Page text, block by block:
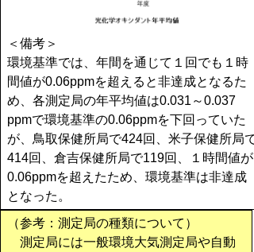
＜備考＞
環境基準では、年間を通じて１回でも１時
間値が0.06ppmを超えると非達成となるた
め、各測定局の年平均値は0.031～0.037
ppmで環境基準の0.06ppmを下回っていた
が、鳥取保健所局で424回、米子保健所局で
414回、倉吉保健所局で119回、１時間値が
0.06ppmを超えたため、環境基準は非達成
となった。
（参考：測定局の種類について）
測定局には一般環境大気測定局や自動